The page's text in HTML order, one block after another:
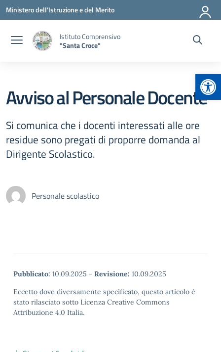
Vai ai contenuti
Vai al menu di navigazione
Vai al footer
Ministero dell'Istruzione e del Merito
Istituto Comprensivo
"Santa Croce"
Avviso al Personale Docente
Si comunica che i docenti interessati alle ore
residue sono pregati di proporre domanda al
Dirigente Scolastico.
Personale scolastico
Pubblicato: 10.09.2025 - Revisione: 10.09.2025
Eccetto dove diversamente specificato, questo articolo è
stato rilasciato sotto Licenza Creative Commons
Attribuzione 4.0 Italia.